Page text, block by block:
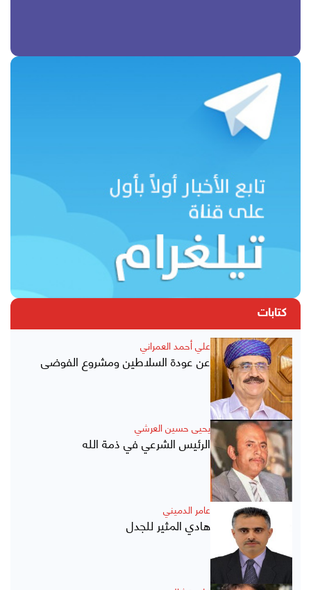
كتابات
علي أحمد العمراني
عن عودة السلاطين ومشروع الفوضى
يحيى حسين العرشي
الرئيس الشرعي في ذمة الله
عامر الدميني
هادي المثير للجدل